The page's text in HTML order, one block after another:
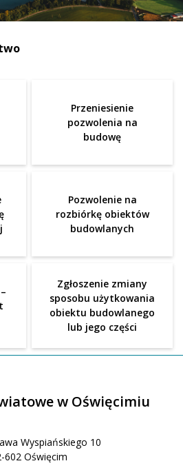
Przeniesienie
pozwolenia na
budowę
Pozwolenie na
rozbiórkę obiektów
budowlanych
Zgłoszenie zmiany
sposobu użytkowania
obiektu budowlanego
lub jego części
w Oświęcimiu
Wyspiańskiego 10
602 Oświęcim